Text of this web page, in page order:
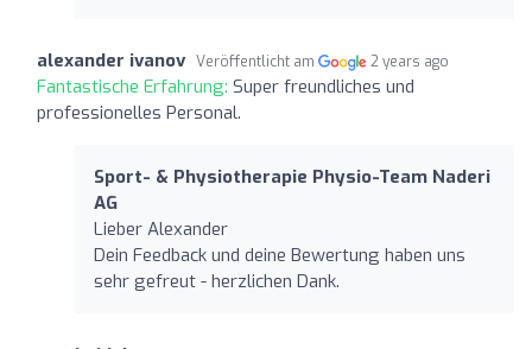
alexander ivanov Veröffentlicht am 2 years ago
Fantastische Erfahrung: Super freundliches und
professionelles Personal.
Sport- & Physiotherapie Physio-Team Naderi
AG
Lieber Alexander
Dein Feedback und deine Bewertung haben uns
sehr gefreut - herzlichen Dank.